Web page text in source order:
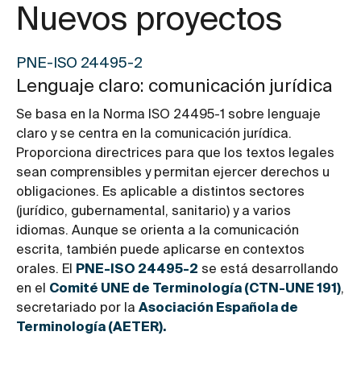
Nuevos proyectos
PNE-ISO 24495-2
Lenguaje claro: comunicación jurídica
Se basa en la Norma ISO 24495-1 sobre lenguaje
claro y se centra en la comunicación jurídica.
Proporciona directrices para que los textos legales
sean comprensibles y permitan ejercer derechos u
obligaciones. Es aplicable a distintos sectores
(jurídico, gubernamental, sanitario) y a varios
idiomas. Aunque se orienta a la comunicación
escrita, también puede aplicarse en contextos
orales. El
PNE-ISO 24495-2 se está desarrollando
en el Comité UNE de Terminología (CTN-UNE 191),
secretariado por la Asociación Española de
Terminología (AETER).